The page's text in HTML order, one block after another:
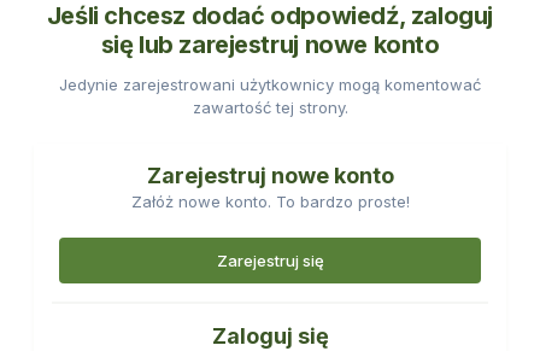
Jeśli chcesz dodać odpowiedź, zaloguj
się lub zarejestruj nowe konto
Jedynie zarejestrowani użytkownicy mogą komentować
zawartość tej strony.
Zarejestruj nowe konto
Załóż nowe konto. To bardzo proste!
Zarejestruj się
Zaloguj się